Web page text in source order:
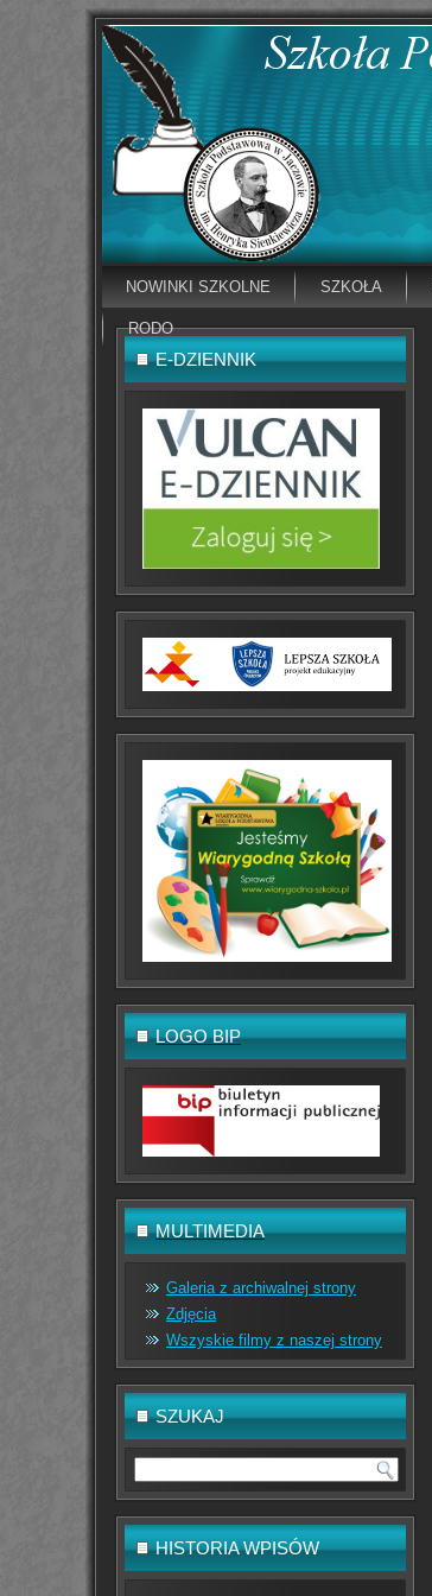
NOWINKI SZKOLNE SZKOŁA
RODO
E-DZIENNIK
LOGO BIP
MULTIMEDIA
Galeria z archiwalnej strony
Zdjęcia
Wszyskie filmy z naszej strony
SZUKAJ
HISTORIA WPISÓW